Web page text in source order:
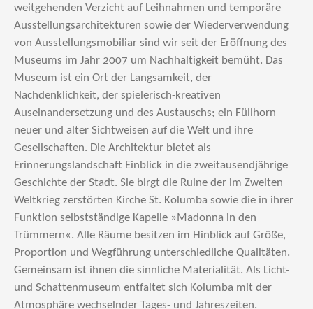
weitgehenden Verzicht auf Leihnahmen und temporäre
Ausstellungsarchitekturen sowie der Wiederverwendung
von Ausstellungsmobiliar sind wir seit der Eröffnung des
Museums im Jahr 2007 um Nachhaltigkeit bemüht. Das
Museum ist ein Ort der Langsamkeit, der
Nachdenklichkeit, der spielerisch-kreativen
Auseinandersetzung und des Austauschs; ein Füllhorn
neuer und alter Sichtweisen auf die Welt und ihre
Gesellschaften. Die Architektur bietet als
Erinnerungslandschaft Einblick in die zweitausendjährige
Geschichte der Stadt. Sie birgt die Ruine der im Zweiten
Weltkrieg zerstörten Kirche St. Kolumba sowie die in ihrer
Funktion selbstständige Kapelle »Madonna in den
Trümmern«. Alle Räume besitzen im Hinblick auf Größe,
Proportion und Wegführung unterschiedliche Qualitäten.
Gemeinsam ist ihnen die sinnliche Materialität. Als Licht-
und Schattenmuseum entfaltet sich Kolumba mit der
Atmosphäre wechselnder Tages- und Jahreszeiten.